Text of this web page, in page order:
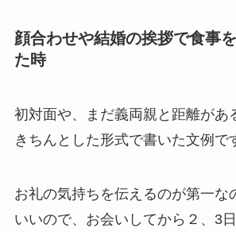
顔合わせや結婚の挨拶で食事
た時
初対面や、まだ義両親と距離があ
きちんとした形式で書いた文例で
お礼の気持ちを伝えるのが第一な
いいので、お会いしてから２、3